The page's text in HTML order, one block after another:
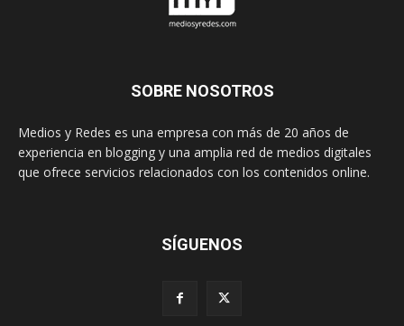
SOBRE NOSOTROS
Medios y Redes es una empresa con más de 20 años de
experiencia en blogging y una amplia red de medios digitales
que ofrece servicios relacionados con los contenidos online.
SÍGUENOS